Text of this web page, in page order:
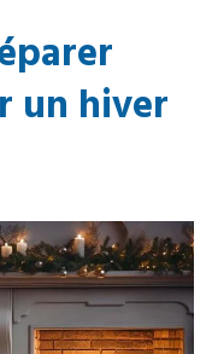
un hiver